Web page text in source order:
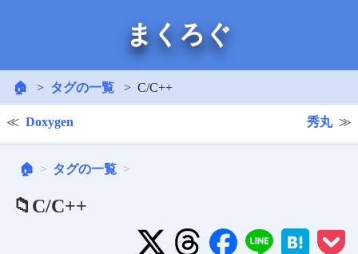
まくろぐ
🏠 タグの一覧 C/C++
Doxygen 秀丸
🏠 タグの一覧
📁C/C++